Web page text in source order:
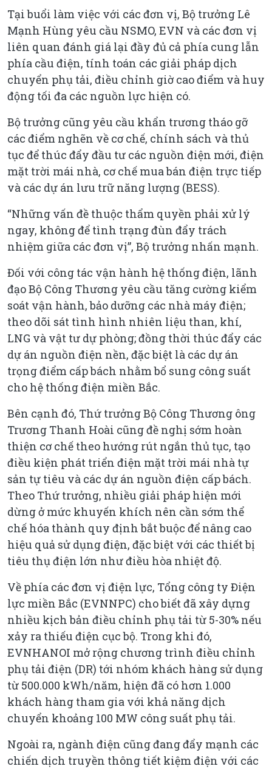
Tại buổi làm việc với các đơn vị, Bộ trưởng Lê
Mạnh Hùng yêu cầu NSMO, EVN và các đơn vị
liên quan đánh giá lại đầy đủ cả phía cung lẫn
phía cầu điện, tính toán các giải pháp dịch
chuyển phụ tải, điều chỉnh giờ cao điểm và huy
động tối đa các nguồn lực hiện có.
Bộ trưởng cũng yêu cầu khẩn trương tháo gỡ
các điểm nghẽn về cơ chế, chính sách và thủ
tục để thúc đẩy đầu tư các nguồn điện mới, điện
mặt trời mái nhà, cơ chế mua bán điện trực tiếp
và các dự án lưu trữ năng lượng (BESS).
“Những vấn đề thuộc thẩm quyền phải xử lý
ngay, không để tình trạng đùn đẩy trách
nhiệm giữa các đơn vị”, Bộ trưởng nhấn mạnh.
Đối với công tác vận hành hệ thống điện, lãnh
đạo Bộ Công Thương yêu cầu tăng cường kiểm
soát vận hành, bảo dưỡng các nhà máy điện;
theo dõi sát tình hình nhiên liệu than, khí,
LNG và vật tư dự phòng; đồng thời thúc đẩy các
dự án nguồn điện nền, đặc biệt là các dự án
trọng điểm cấp bách nhằm bổ sung công suất
cho hệ thống điện miền Bắc.
Bên cạnh đó, Thứ trưởng Bộ Công Thương ông
Trương Thanh Hoài cũng đề nghị sớm hoàn
thiện cơ chế theo hướng rút ngắn thủ tục, tạo
điều kiện phát triển điện mặt trời mái nhà tự
sản tự tiêu và các dự án nguồn điện cấp bách.
Theo Thứ trưởng, nhiều giải pháp hiện mới
dừng ở mức khuyến khích nên cần sớm thể
chế hóa thành quy định bắt buộc để nâng cao
hiệu quả sử dụng điện, đặc biệt với các thiết bị
tiêu thụ điện lớn như điều hòa nhiệt độ.
Về phía các đơn vị điện lực, Tổng công ty Điện
lực miền Bắc (EVNNPC) cho biết đã xây dựng
nhiều kịch bản điều chỉnh phụ tải từ 5-30% nếu
xảy ra thiếu điện cục bộ. Trong khi đó,
EVNHANOI mở rộng chương trình điều chỉnh
phụ tải điện (DR) tới nhóm khách hàng sử dụng
từ 500.000 kWh/năm, hiện đã có hơn 1.000
khách hàng tham gia với khả năng dịch
chuyển khoảng 100 MW công suất phụ tải.
Ngoài ra, ngành điện cũng đang đẩy mạnh các
chiến dịch truyền thông tiết kiệm điện với các